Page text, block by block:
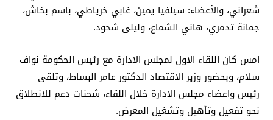
شعراني، والأعضاء: سيلفيا يمين، غابي خرياطي، باسم بخاش،
جمانة تدمري، هاني الشماع، وليلى شحود.
امس كان اللقاء الاول لمجلس الادارة مع رئيس الحكومة نواف
سلام، وبحضور وزير الاقتصاد الدكتور عامر البساط، وتلقى
رئيس واعضاء مجلس الادارة خلال اللقاء، شحنات دعم للانطلاق
نحو تفعيل وتأهيل وتشغيل المعرض.